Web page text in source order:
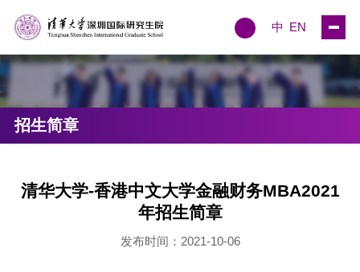
中 EN
招生简章
清华大学-香港中文大学金融财务MBA2021
年招生简章
发布时间：2021-10-06